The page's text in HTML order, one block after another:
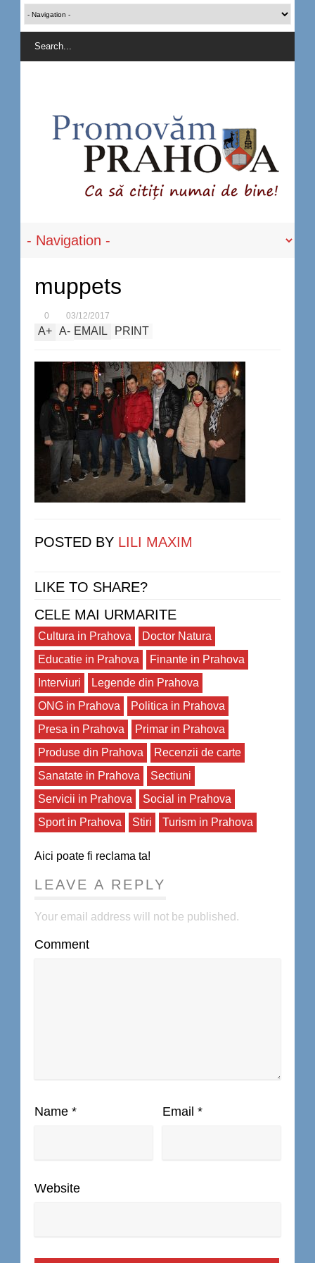
muppets
0 03/12/2017
A+ A- EMAIL PRINT
POSTED BY LILI MAXIM
LIKE TO SHARE?
CELE MAI URMARITE
Cultura in Prahova
Doctor Natura
Educatie in Prahova
Finante in Prahova
Interviuri
Legende din Prahova
ONG in Prahova
Politica in Prahova
Presa in Prahova
Primar in Prahova
Produse din Prahova
Recenzii de carte
Sanatate in Prahova
Sectiuni
Servicii in Prahova
Social in Prahova
Sport in Prahova
Stiri Turism in Prahova
Aici poate fi reclama ta!
LEAVE A REPLY
Your email address will not be published.
Comment
Name * Email *
Website